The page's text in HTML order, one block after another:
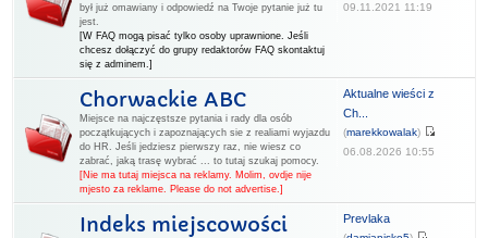
był już omawiany i odpowiedź na Twoje pytanie już tu
jest.
[W FAQ mogą pisać tylko osoby uprawnione. Jeśli
chcesz dołączyć do grupy redaktorów FAQ skontaktuj
się z adminem.]
09.11.2021 11:19
Chorwackie ABC
Miejsce na najczęstsze pytania i rady dla osób
początkujących i zapoznających sie z realiami wyjazdu
do HR. Jeśli jedziesz pierwszy raz, nie wiesz co
zabrać, jaką trasę wybrać ... to tutaj szukaj pomocy.
[Nie ma tutaj miejsca na reklamy. Molim, ovdje nije
mjesto za reklame. Please do not advertise.]
Aktualne wieści z
Ch...
(marekkowalak)
06.08.2026 10:55
Indeks miejscowości Prevlaka